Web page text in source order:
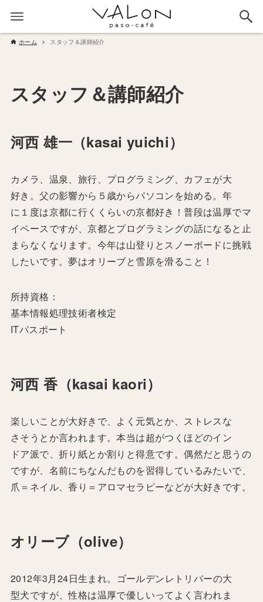
ホーム スタッフ＆講師紹介
スタッフ＆講師紹介
河西 雄一（kasai yuichi）
カメラ、温泉、旅行、プログラミング、カフェが大
好き。父の影響から５歳からパソコンを始める。年
に１度は京都に行くくらいの京都好き！普段は温厚でマ
イペースですが、京都とプログラミングの話になると止
まらなくなります。今年は山登りとスノーボードに挑戦
したいです。夢はオリーブと雪原を滑ること！
所持資格：
基本情報処理技術者検定
ITパスポート
河西 香（kasai kaori）
楽しいことが大好きで、よく元気とか、ストレスな
さそうとか言われます。本当は超がつくほどのイン
ドア派で、折り紙とか割りと得意です。偶然だと思うの
ですが、名前にちなんだものを習得しているみたいで、
爪＝ネイル、香り＝アロマセラピーなどが大好きです。
オリーブ（olive）
2012年3月24日生まれ。ゴールデンレトリバーの大
型犬ですが、性格は温厚で優しいってよく言われま